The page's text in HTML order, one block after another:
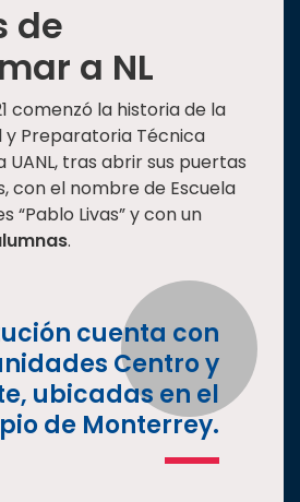
de
a NL
comenzó la historia de la
y Preparatoria Técnica
UANL, tras abrir sus puertas
con el nombre de Escuela
“Pablo Livas” y con un
.
cuenta con
Centro y
ubicadas en el
de Monterrey.